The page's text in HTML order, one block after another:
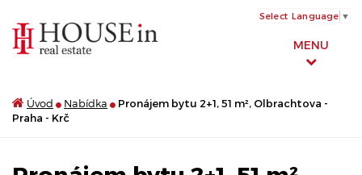
MENU
Select Language ▼
Úvod Nabídka
Pronájem bytu 2+1, 51 m², Olbrachtova -
Praha - Krč